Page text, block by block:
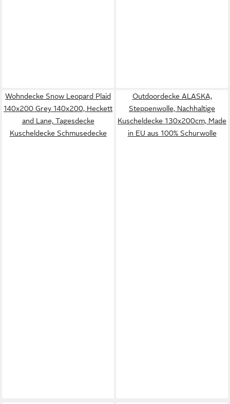
Wohndecke Snow Leopard Plaid
140x200 Grey 140x200, Heckett
and Lane, Tagesdecke
Kuscheldecke Schmusedecke
Outdoordecke ALASKA,
Steppenwolle, Nachhaltige
Kuscheldecke 130x200cm, Made
in EU aus 100% Schurwolle